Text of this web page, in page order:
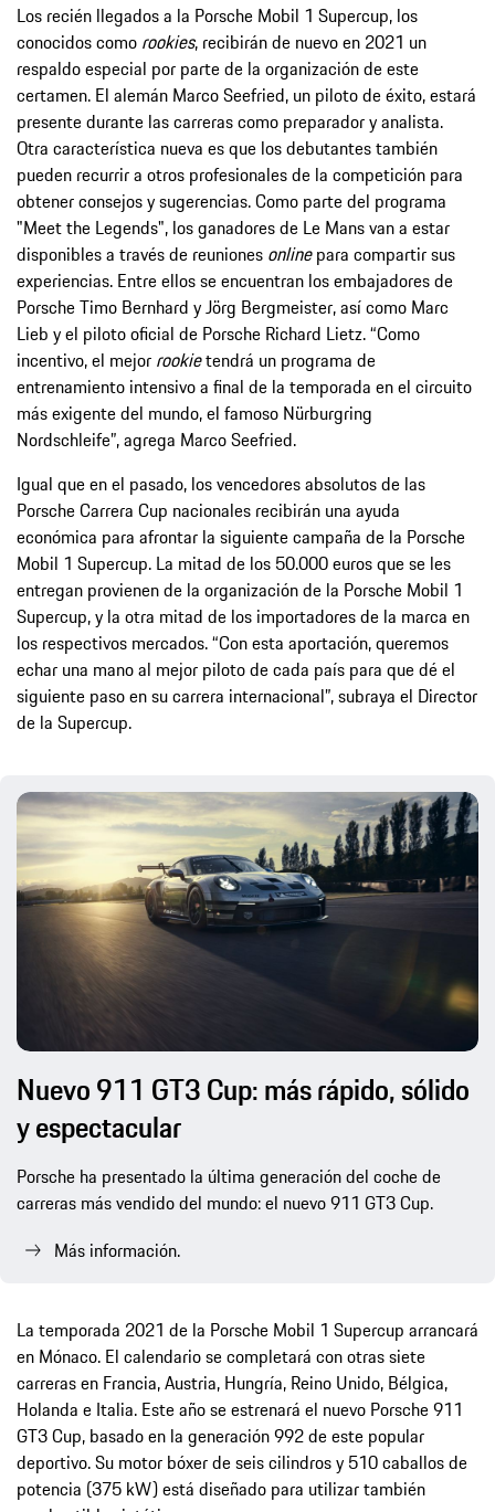
Los recién llegados a la Porsche Mobil 1 Supercup, los
conocidos como rookies, recibirán de nuevo en 2021 un
respaldo especial por parte de la organización de este
certamen. El alemán Marco Seefried, un piloto de éxito, estará
presente durante las carreras como preparador y analista.
Otra característica nueva es que los debutantes también
pueden recurrir a otros profesionales de la competición para
obtener consejos y sugerencias. Como parte del programa
"Meet the Legends", los ganadores de Le Mans van a estar
disponibles a través de reuniones onlinepara compartir sus
experiencias. Entre ellos se encuentran los embajadores de
Porsche Timo Bernhard y Jörg Bergmeister, así como Marc
Lieb y el piloto oficial de Porsche Richard Lietz. “Como
incentivo, el mejor rookietendrá un programa de
entrenamiento intensivo a final de la temporada en el circuito
más exigente del mundo, el famoso Nürburgring
Nordschleife”, agrega Marco Seefried.
Igual que en el pasado, los vencedores absolutos de las
Porsche Carrera Cup nacionales recibirán una ayuda
económica para afrontar la siguiente campaña de la Porsche
Mobil 1 Supercup. La mitad de los 50.000 euros que se les
entregan provienen de la organización de la Porsche Mobil 1
Supercup, y la otra mitad de los importadores de la marca en
los respectivos mercados. “Con esta aportación, queremos
echar una mano al mejor piloto de cada país para que dé el
siguiente paso en su carrera internacional”, subraya el Director
de la Supercup.
Nuevo 911 GT3 Cup: más rápido, sólido
y espectacular
Porsche ha presentado la última generación del coche de
carreras más vendido del mundo: el nuevo 911 GT3 Cup.
Más información.
La temporada 2021 de la Porsche Mobil 1 Supercup arrancará
en Mónaco. El calendario se completará con otras siete
carreras en Francia, Austria, Hungría, Reino Unido, Bélgica,
Holanda e Italia. Este año se estrenará el nuevo Porsche 911
GT3 Cup, basado en la generación 992 de este popular
deportivo. Su motor bóxer de seis cilindros y 510 caballos de
potencia (375 kW) está diseñado para utilizar también